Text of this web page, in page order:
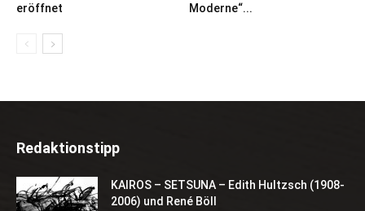
eröffnet
Moderne“...
Redaktionstipp
KAIROS – SETSUNA – Edith Hultzsch (1908-
2006) und René Böll